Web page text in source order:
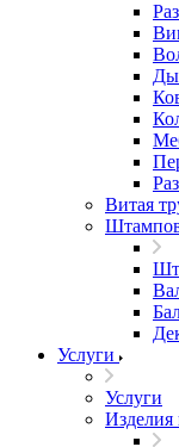
Витая
Услуги
Услуги
Изделия